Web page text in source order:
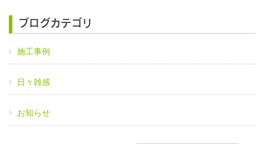
ブログカテゴリ
施工事例
日々雑感
お知らせ